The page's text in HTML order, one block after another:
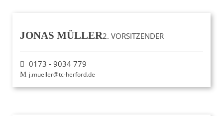
JONAS MÜLLER2. VORSITZENDER
0173 - 9034 779
j.mueller@tc-herford.de